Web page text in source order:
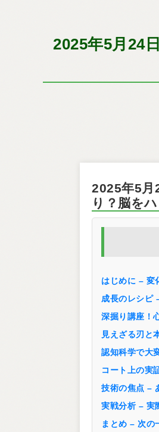
2025年5月24
2025年5月
り？脳を
はじめに – 変
成長のレシピ
深掘り講座！
見えざる刃と
認知科学で大
コート上の実
技術の焦点 –
実戦分析 – 実
まとめ – 次の